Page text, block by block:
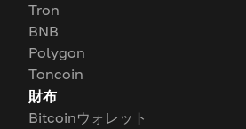
Tron
BNB
Polygon
Toncoin
財布
Bitcoinウォレット